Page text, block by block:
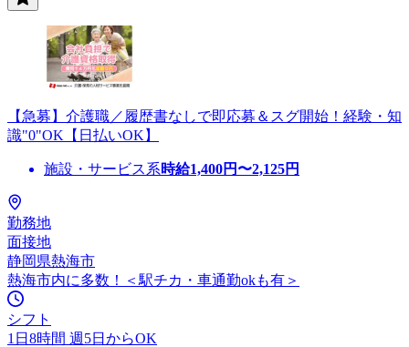
【急募】介護職／履歴書なしで即応募＆スグ開始！経験・知
識"0"OK【日払いOK】
施設・サービス系時給1,400円〜2,125円
勤務地
面接地
静岡県熱海市
熱海市内に多数！＜駅チカ・車通勤okも有＞
シフト
1日8時間 週5日からOK